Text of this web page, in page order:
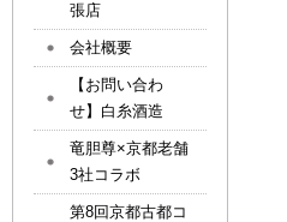
張店
会社概要
【お問い合わ
せ】白糸酒造
竜胆尊×京都老舗
3社コラボ
第8回京都古都コ